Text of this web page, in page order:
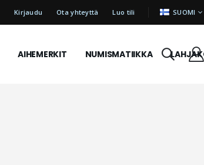
Kirjaudu Ota yhteyttä Luo tili KIELI SUOMI
AIHEMERKIT NUMISMATIIKKA